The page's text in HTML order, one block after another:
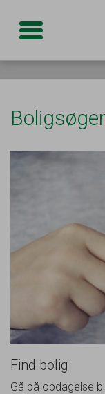
Toggle navigation
Find bolig
Gå på opdagelse